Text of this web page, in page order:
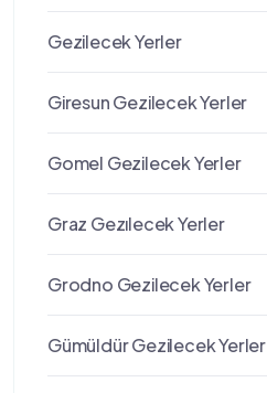
Gezilecek Yerler
Giresun Gezilecek Yerler
Gomel Gezilecek Yerler
Graz Gezılecek Yerler
Grodno Gezilecek Yerler
Gümüldür Gezilecek Yerler